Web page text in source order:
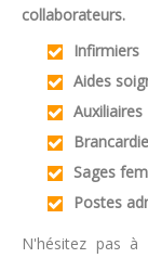
collaborateurs.
Infirmiers
Aides
Auxiliaires
Sages
Postes
N'hésitez pas à